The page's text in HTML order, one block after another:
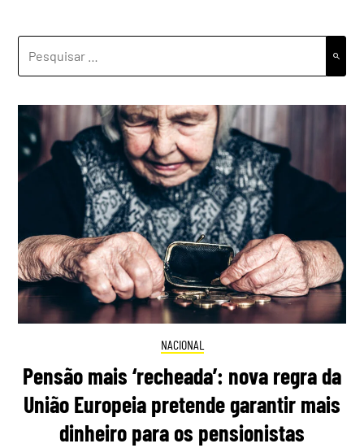
POR:
NACIONAL
Pensão mais ‘recheada’: nova regra da
União Europeia pretende garantir mais
dinheiro para os pensionistas